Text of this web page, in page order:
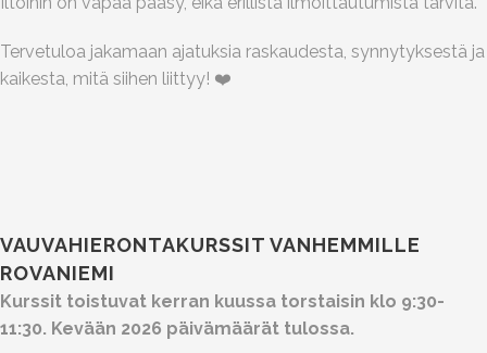
Tervetuloa jakamaan ajatuksia raskaudesta, synnytyksestä ja
kaikesta, mitä siihen liittyy! ❤️
VAUVAHIERONTAKURSSIT VANHEMMILLE
ROVANIEMI
Kurssit toistuvat kerran kuussa torstaisin klo 9:30-
11:30. Kevään 2026 päivämäärät tulossa.